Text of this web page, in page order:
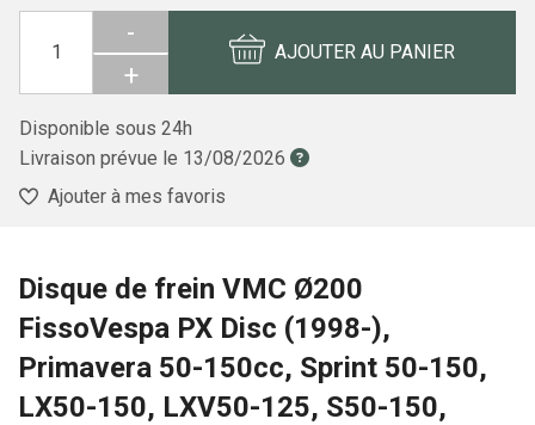
-
+
AJOUTER AU PANIER
Disponible sous 24h
Livraison prévue le 13/08/2026
Ajouter à mes favoris
Disque de frein VMC Ø200
FissoVespa PX Disc (1998-),
Primavera 50-150cc, Sprint 50-150,
LX50-150, LXV50-125, S50-150,